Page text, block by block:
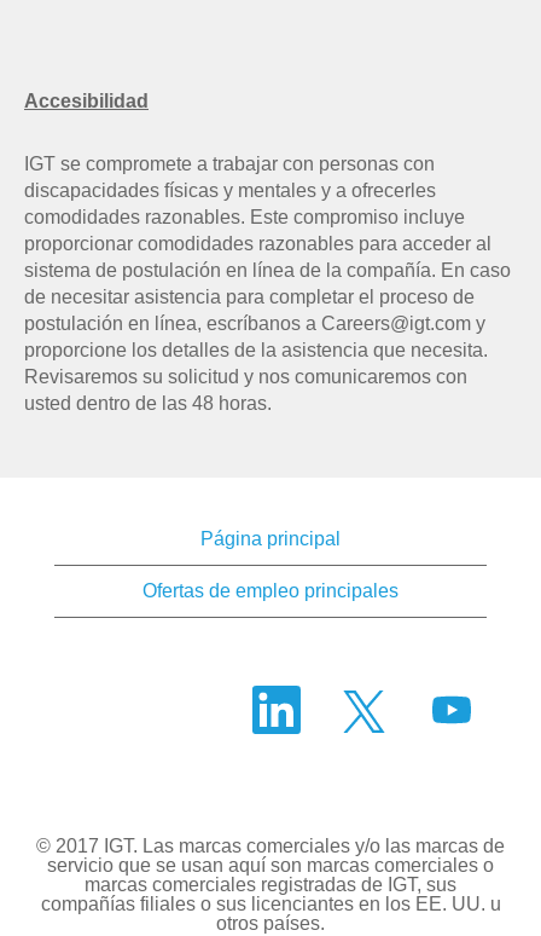
Accesibilidad
IGT se compromete a trabajar con personas con
discapacidades físicas y mentales y a ofrecerles
comodidades razonables. Este compromiso incluye
proporcionar comodidades razonables para acceder al
sistema de postulación en línea de la compañía. En caso
de necesitar asistencia para completar el proceso de
postulación en línea, escríbanos a Careers@igt.com y
proporcione los detalles de la asistencia que necesita.
Revisaremos su solicitud y nos comunicaremos con
usted dentro de las 48 horas.
Página principal
Ofertas de empleo principales
S
a
u
n
a
p
e
S
e
a
u
n
a
p
u
n
a
p
© 2017 IGT. Las marcas comerciales y/o las marcas de
servicio que se usan aquí son marcas comerciales o
marcas comerciales registradas de IGT, sus
compañías filiales o sus licenciantes en los EE. UU. u
otros países.